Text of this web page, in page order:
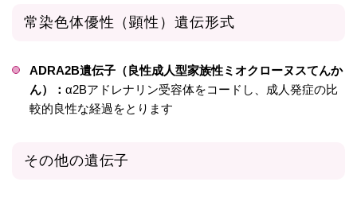
常染色体優性（顕性）遺伝形式
ADRA2B遺伝子（良性成人型家族性ミオクローヌスてんか
ん）： α2Bアドレナリン受容体をコードし、成人発症の比
較的良性な経過をとります
その他の遺伝子